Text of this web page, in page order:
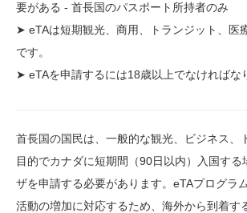
要がある - 首長国のパスポート所持者のみ
➤ eTAは短期観光、商用、トランジット、医
です。
➤ eTAを申請するには18歳以上でなければな
首長国の国民は、一般的な観光、ビジネス、
目的でカナダに短期間（90日以内）入国する
ザを申請する必要があります。eTAプログラ
活動の増加に対応するため、海外から到着す